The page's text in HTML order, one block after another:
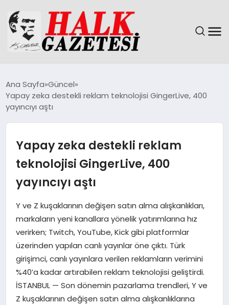
DÜNYA
EKONOMI
MAGAZIN
SAĞLIK
SIYASET
SPOR
TEKNOLOJI
Ana Sayfa Güncel
Yapay zeka destekli reklam teknolojisi GingerLive, 400
yayıncıyı aştı
Yapay zeka destekli reklam
teknolojisi GingerLive, 400
yayıncıyı aştı
Y ve Z kuşaklarının değişen satın alma alışkanlıkları,
markaların yeni kanallara yönelik yatırımlarına hız
verirken; Twitch, YouTube, Kick gibi platformlar
üzerinden yapılan canlı yayınlar öne çıktı. Türk
girişimci, canlı yayınlara verilen reklamların verimini
%40’a kadar artırabilen reklam teknolojisi geliştirdi.
İSTANBUL — Son dönemin pazarlama trendleri, Y ve
Z kuşaklarının değişen satın alma alışkanlıklarına